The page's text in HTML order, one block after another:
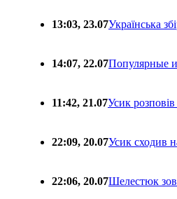
13:03, 23.07Українська
14:07, 22.07Популярные
11:42, 21.07Усик
22:09, 20.07Усик сходив
22:06, 20.07Шелестюк